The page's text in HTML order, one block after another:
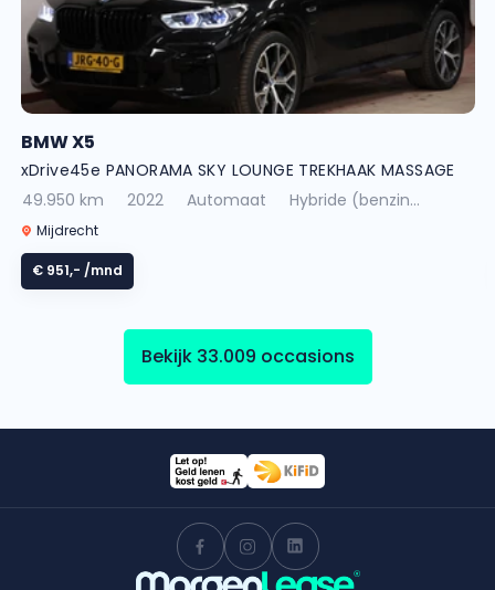
BMW X5
xDrive45e PANORAMA SKY LOUNGE TREKHAAK MASSAGE
49.950 km
2022 Automaat Hybride (benzin...
Mijdrecht
€ 951,- /mnd
Bekijk 33.009 occasions